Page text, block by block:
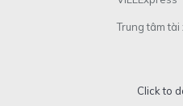
Trung tâm tài
Click to